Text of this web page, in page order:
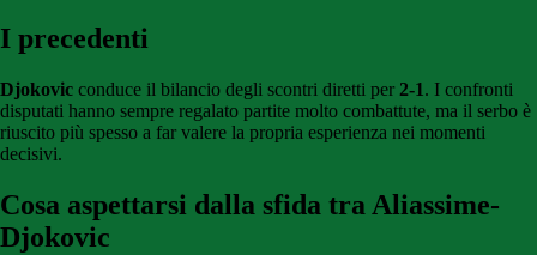
I precedenti
Djokovic conduce il bilancio degli scontri diretti per 2-1. I confronti
disputati hanno sempre regalato partite molto combattute, ma il serbo è
riuscito più spesso a far valere la propria esperienza nei momenti
decisivi.
Cosa aspettarsi dalla sfida tra Aliassime-
Djokovic